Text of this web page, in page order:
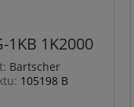
1KB 1K2000
Bartscher
105198 B